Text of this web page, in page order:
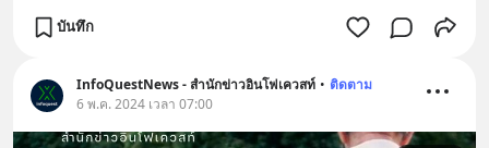
บันทึก
InfoQuestNews - สำนักข่าวอินโฟเควสท์ • ติดตาม
6 พ.ค. 2024 เวลา 07:00